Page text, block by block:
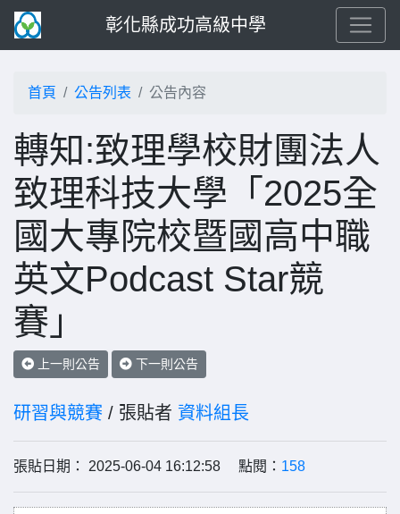
彰化縣成功高級中學
首頁 公告列表 公告內容
轉知:致理學校財團法人
致理科技大學「2025全
國大專院校暨國高中職
英文Podcast Star競
賽」
上一則公告 下一則公告
研習與競賽 / 張貼者 資料組長
張貼日期： 2025-06-04 16:12:58 點閱： 158